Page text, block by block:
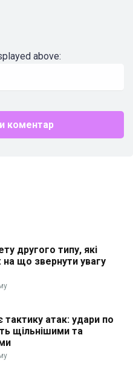
above:
другого типу, які
на що звернути увагу
тактику атак: удари по
щільнішими та